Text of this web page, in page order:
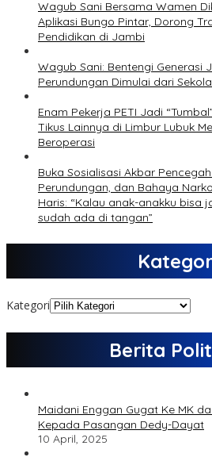
Wagub Sani Bersama Wamen
Aplikasi Bungo Pintar, Dorong
Pendidikan di Jambi
Wagub Sani: Bentengi Generasi
Perundungan Dimulai dari
Enam Pekerja PETI Jadi
Tikus Lainnya di Limbur Lubuk
Beroperasi
Buka Sosialisasi Akbar
Perundungan, dan Bahaya
Haris: “Kalau anak-anakku bisa
sudah ada di tangan”
Kategori
Berita
Maidani Enggan Gugat Ke MK
Kepada Pasangan Dedy-Dayat
10 April, 2025